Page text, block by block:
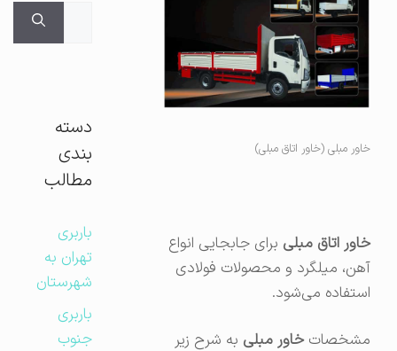
خاور مبلی (خاور اتاق مبلی)
خاور اتاق مبلیبرای جابجایی انواع
آهن، میلگرد و محصولات فولادی
استفاده می‌شود.
مشخصات‌خاور مبلیبه شرح زیر
دسته
بندی
مطالب
باربری
تهران به
شهرستان
باربری
جنوب